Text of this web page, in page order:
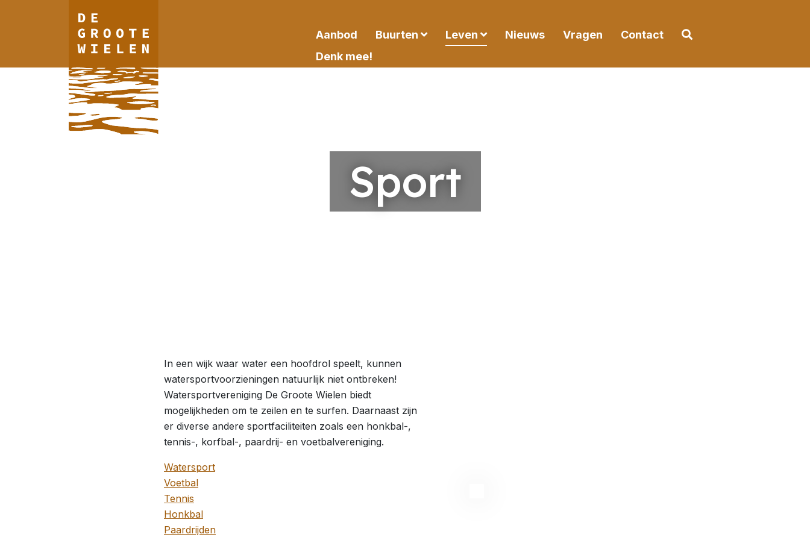
Aanbod Buurten Leven Nieuws Vragen Contact
Ga naar het
Denk mee!
Sport
In een wijk waar water een hoofdrol speelt, kunnen
watersportvoorzieningen natuurlijk niet ontbreken!
Watersportvereniging De Groote Wielen biedt
mogelijkheden om te zeilen en te surfen. Daarnaast zijn
er diverse andere sportfaciliteiten zoals een honkbal-,
tennis-, korfbal-, paardrij- en voetbalvereniging.
Watersport
Voetbal
Tennis
Honkbal
Paardrijden